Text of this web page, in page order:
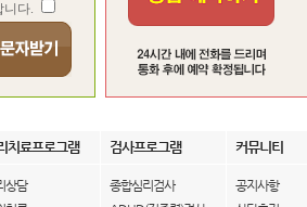
니다.
치료프로그램 검사프로그램 커뮤니티
상담
종합심리검사
공지사항